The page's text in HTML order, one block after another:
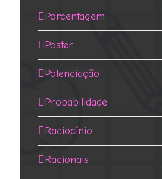
Porcentagem
Poster
Potenciação
Probabilidade
Raciocínio
Racionais